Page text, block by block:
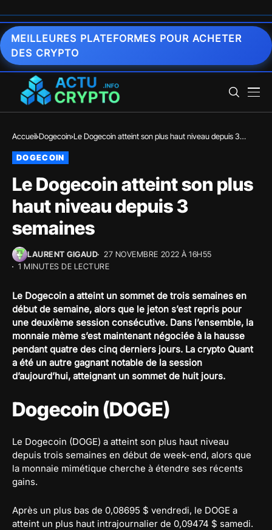
MEILLEURES PLATEFORMES POUR ACHETER
DES CRYPTO
Accueil Dogecoin Le Dogecoin atteint son plus haut niveau depuis 3
DOGECOIN
Le Dogecoin atteint son plus
haut niveau depuis 3
semaines
LAURENT GIGAUD
27 NOVEMBRE 2022 À 16H55
1 MINUTES DE LECTURE
Le Dogecoin a atteint un sommet de trois semaines en
début de semaine, alors que le jeton s’est repris pour
une deuxième session consécutive. Dans l’ensemble, la
monnaie mème s’est maintenant négociée à la hausse
pendant quatre des cinq derniers jours. La crypto Quant
a été un autre gagnant notable de la session
d’aujourd’hui, atteignant un sommet de huit jours.
Dogecoin (DOGE)
Le Dogecoin (DOGE) a atteint son plus haut niveau
depuis trois semaines en début de week-end, alors que
la monnaie mimétique cherche à étendre ses récents
gains.
Après un plus bas de 0,08695 $ vendredi, le DOGE a
atteint un plus haut intrajournalier de 0,09474 $ samedi.